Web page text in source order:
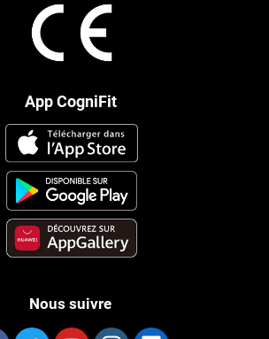
App CogniFit
Nous suivre